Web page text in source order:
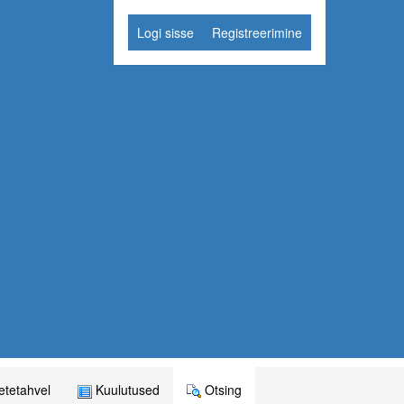
Logi sisse Registreerimine
Kuulutused Otsing